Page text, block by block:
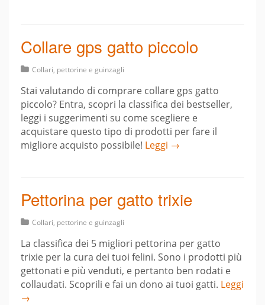
Collare gps gatto piccolo
Collari, pettorine e guinzagli
Stai valutando di comprare collare gps gatto
piccolo? Entra, scopri la classifica dei bestseller,
leggi i suggerimenti su come scegliere e
acquistare questo tipo di prodotti per fare il
migliore acquisto possibile! Leggi →
Pettorina per gatto trixie
Collari, pettorine e guinzagli
La classifica dei 5 migliori pettorina per gatto
trixie per la cura dei tuoi felini. Sono i prodotti più
gettonati e più venduti, e pertanto ben rodati e
collaudati. Scoprili e fai un dono ai tuoi gatti. Leggi
→